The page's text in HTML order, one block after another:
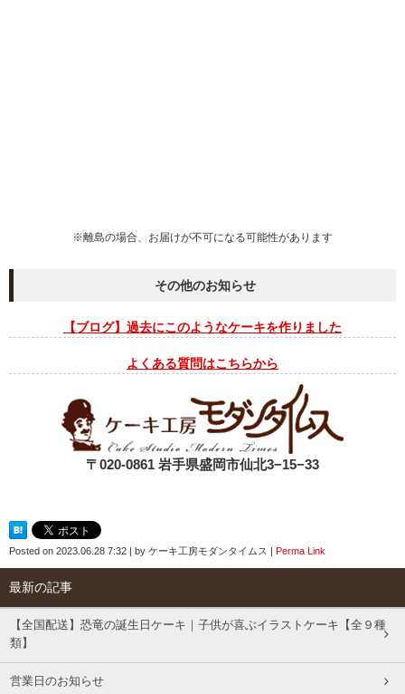
※離島の場合、お届けが不可になる可能性があります
その他のお知らせ
【ブログ】過去にこのようなケーキを作りました
よくある質問はこちらから
〒020-0861 岩手県盛岡市仙北3−15−33
Posted on 2023.06.28 7:32 | by ケーキ工房モダンタイムス | Perma Link
最新の記事
【全国配送】恐竜の誕生日ケーキ｜子供が喜ぶイラストケーキ【全９種
類】
営業日のお知らせ